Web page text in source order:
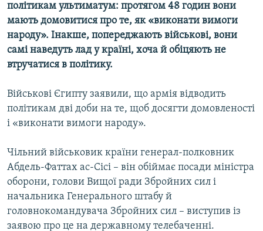
ДОЛУЧАЙСЯ!
Усі сайти RFE/RL
політикам ультиматум: протягом 48 годин вони
мають домовитися про те, як «виконати вимоги
народу». Інакше, попереджають військові, вони
самі наведуть лад у країні, хоча й обіцяють не
втручатися в політику.
Військові Єгипту заявили, що армія відводить
політикам дві доби на те, щоб досягти домовленості
і «виконати вимоги народу».
Чільний військовик країни генерал-полковник
Абдель-Фаттах ас-Сісі – він обіймає посади міністра
оборони, голови Вищої ради Збройних сил і
начальника Генерального штабу й
головнокомандувача Збройних сил – виступив із
заявою про це на державному телебаченні.